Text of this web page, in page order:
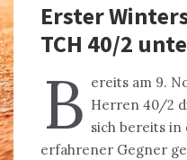
Erster
TCH 40/2
B ereits am 9.
Herren 40/2
sich bereits in
erfahrener Gegner